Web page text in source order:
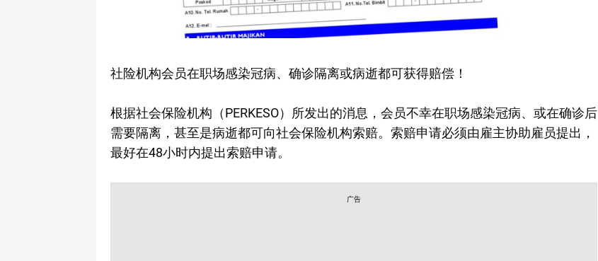
社险机构会员在职场感染冠病、确诊隔离或病逝都可获得赔偿！
根据社会保险机构（PERKESO）所发出的消息，会员不幸在职场感染冠病、或在确诊后
需要隔离，甚至是病逝都可向社会保险机构索赔。索赔申请必须由雇主协助雇员提出，
最好在48小时内提出索赔申请。
广告